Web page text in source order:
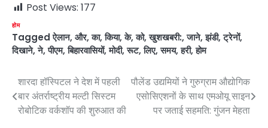
Post Views: 177
होम
Taggedऐलान, और,का,किया,के,को,खुशखबरी:,जाने,झंडी,ट्रेनों,
दिखाने,ने,पीएम,बिहारवासियों,मोदी,रूट,लिए,समय,हरी,होम
Post
navigation
शारदा हॉस्पिटल ने देश में पहली
बार अंतर्राष्ट्रीय मल्टी सिस्टम
रोबोटिक वर्कशॉप की शुरुआत की
पौलेंड उद्यमियों ने गुरुग्राम औद्योगिक
एसोसिएशनों के साथ एमओयू साइन
पर जताई सहमति: गुंजन मेहता